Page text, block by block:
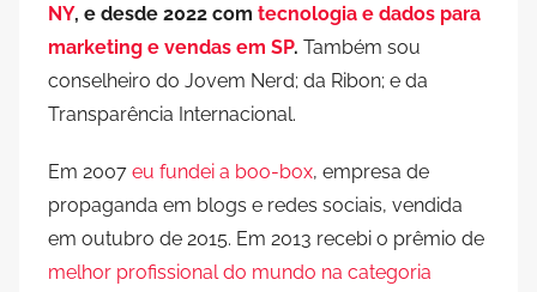
NY, e desde 2022 com tecnologia e dados para
marketing e vendas em SP. Também sou
conselheiro do Jovem Nerd; da Ribon; e da
Transparência Internacional.
Em 2007 eu fundei a boo-box, empresa de
propaganda em blogs e redes sociais, vendida
em outubro de 2015. Em 2013 recebi o prêmio de
melhor profissional do mundo na categoria